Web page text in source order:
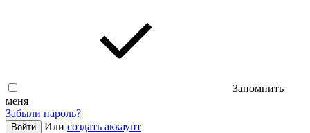
Запомнить
меня
Забыли пароль?
Войти Или создать аккаунт